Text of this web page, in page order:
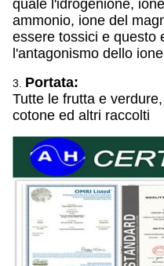
quale l'idrogenione,
ammonio, ione del
essere tossici e questo
l'antagonismo dello ione
3. Portata:
Tutte le frutta e
cotone ed altri raccolti